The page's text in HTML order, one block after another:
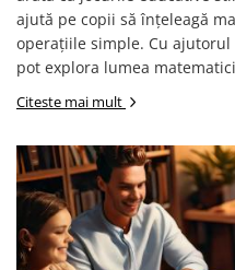
ajută pe copii să înțeleagă
operațiile simple. Cu
pot explora lumea
Citeste mai mult